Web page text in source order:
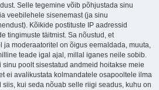
Selle tegemine võib põhjustada sinu
veebilehele sisenemast (ja sinu
Kõikide postituste IP aadressid
tingimuste täitmist. Sa nõustud, et
ja moderaatoritel on õigus eemaldada, muuta,
teade igal ajal, millal iganes neile sobib.
sinu poolt sisestatud andmeid hoitakse meie
ei avalikustata kolmandatele osapooltele ilma
kui seda nõuab selle riigi seadus, kuhu on